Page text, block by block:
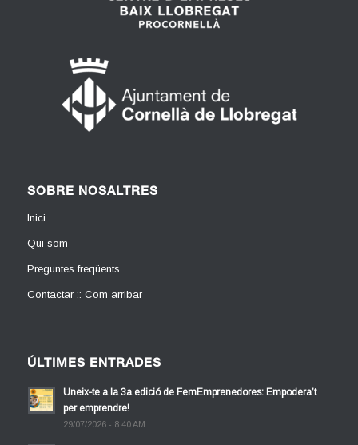
SOBRE NOSALTRES
Inici
Qui som
Preguntes freqüents
Contactar :: Com arribar
ÚLTIMES ENTRADES
Uneix-te a la 3a edició de FemEmprenedores: Empodera’t
per emprendre!
29/07/2026 - 8:40 AM